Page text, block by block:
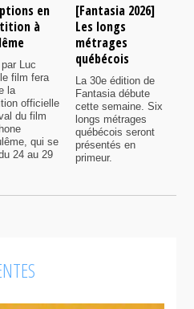
en
à
Luc
film fera
la
officielle
du film
qui se
24 au 29
[Fantasia 2026]
Les longs
métrages
québécois
La 30e édition de
Fantasia débute
cette semaine. Six
longs métrages
québécois seront
présentés en
primeur.